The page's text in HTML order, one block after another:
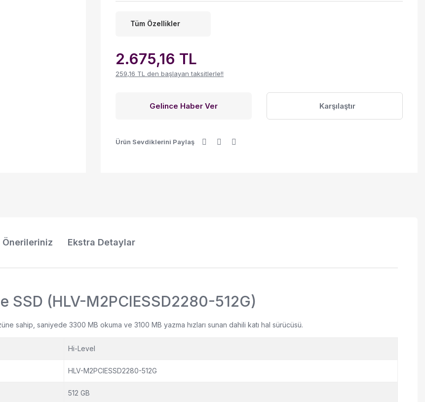
Tüm Özellikler
2.675,16 TL
259,16 TL den başlayan taksitlerle!!
Gelince Haber Ver Karşılaştır
Ürün Sevdiklerini Paylaş
Önerileriniz Ekstra Detaylar
SSD (HLV-M2PCIESSD2280-512G)
sahip, saniyede 3300 MB okuma ve 3100 MB yazma hızları sunan dahili katı hal sürücüsü.
Hi-Level
HLV-M2PCIESSD2280-512G
512 GB